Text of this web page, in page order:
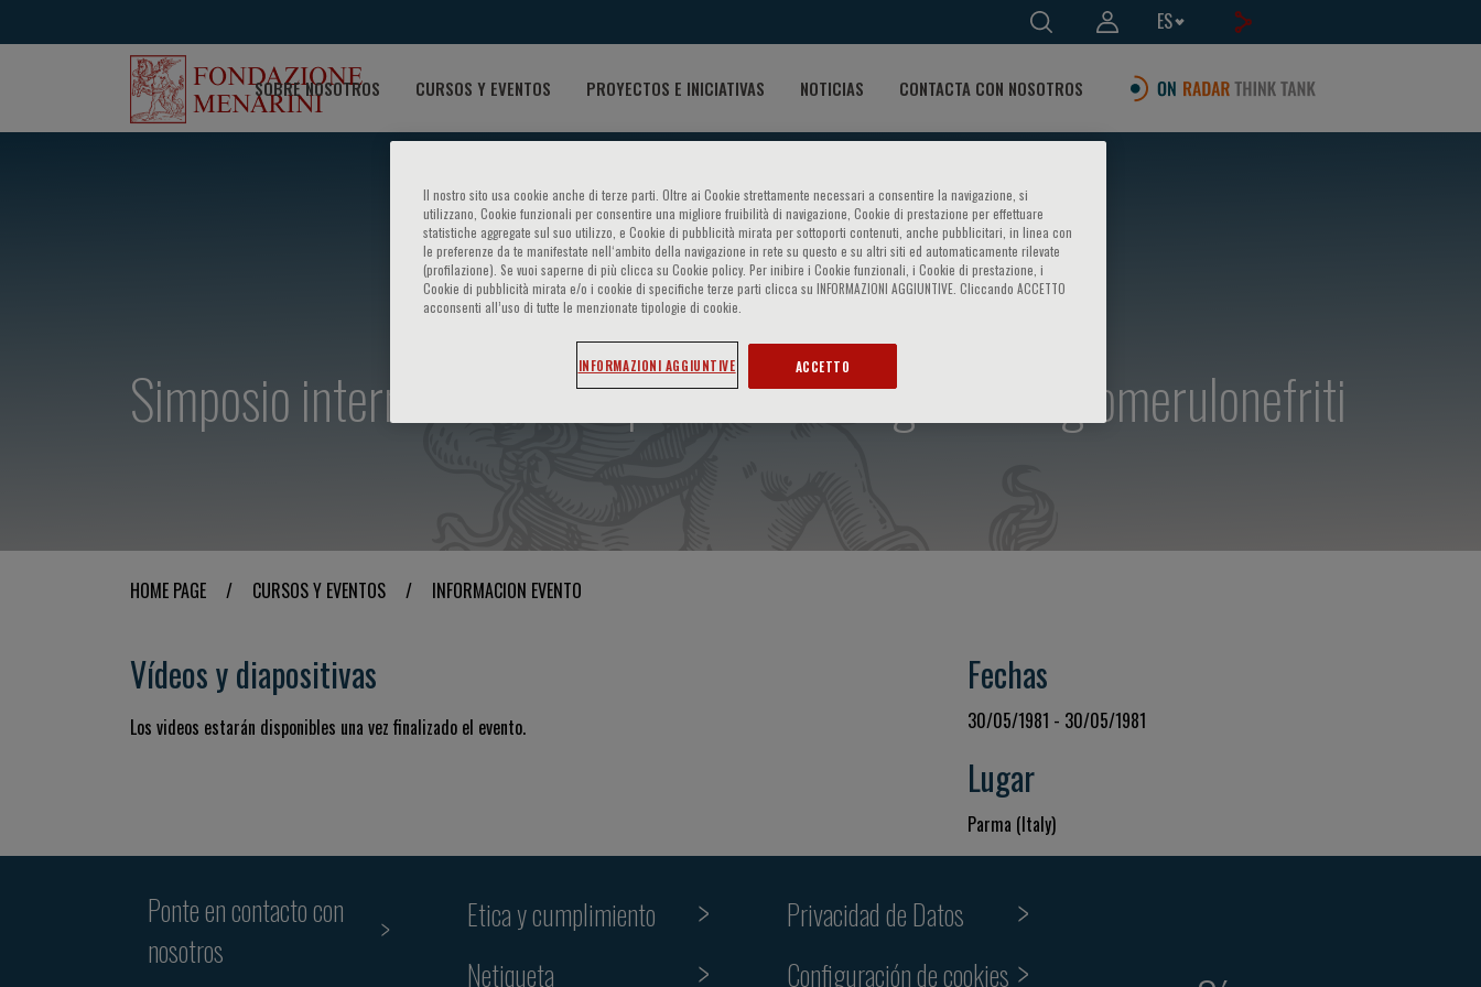
ES
SOBRE NOSOTROS CURSOS Y EVENTOS PROYECTOS E INICIATIVAS NOTICIAS CONTACTA CON NOSOTROS
Simposio internazionale - Aspetti immunologici delle glomerulonefriti
HOME PAGE / CURSOS Y EVENTOS / INFORMACION EVENTO
Vídeos y diapositivas
Los videos estarán disponibles una vez finalizado el evento.
Fechas
30/05/1981 - 30/05/1981
Lugar
Parma (Italy)
Ponte en contacto con
nosotros
Etica y cumplimiento
Netiqueta
Privacidad de Datos
Configuración de cookies
Il nostro sito usa cookie anche di terze parti. Oltre ai Cookie strettamente necessari a consentire la navigazione, si
utilizzano, Cookie funzionali per consentire una migliore fruibilità di navigazione, Cookie di prestazione per effettuare
statistiche aggregate sul suo utilizzo, e Cookie di pubblicità mirata per sottoporti contenuti, anche pubblicitari, in linea con
le preferenze da te manifestate nell‘ambito della navigazione in rete su questo e su altri siti ed automaticamente rilevate
(profilazione). Se vuoi saperne di più clicca su Cookie policy. Per inibire i Cookie funzionali, i Cookie di prestazione, i
Cookie di pubblicità mirata e/o i cookie di specifiche terze parti clicca su INFORMAZIONI AGGIUNTIVE. Cliccando ACCETTO
acconsenti all’uso di tutte le menzionate tipologie di cookie.
INFORMAZIONI AGGIUNTIVE ACCETTO